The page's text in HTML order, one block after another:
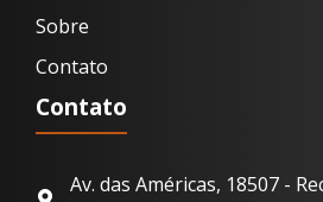
Sobre
Contato
Contato
Av. das Américas, 18507 -